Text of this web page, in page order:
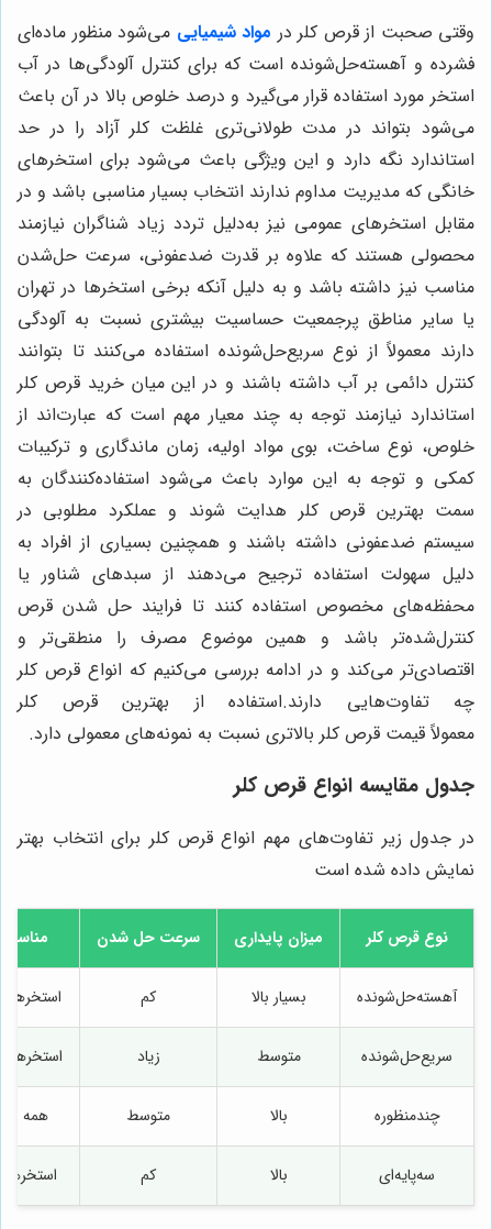
وقتی صحبت از قرص کلر در مواد شیمیایی می‌شود منظور ماده‌ای
فشرده و آهسته‌حل‌شونده است که برای کنترل آلودگی‌ها در آب
استخر مورد استفاده قرار می‌گیرد و درصد خلوص بالا در آن باعث
می‌شود بتواند در مدت طولانی‌تری غلظت کلر آزاد را در حد
استاندارد نگه دارد و این ویژگی باعث می‌شود برای استخرهای
خانگی که مدیریت مداوم ندارند انتخاب بسیار مناسبی باشد و در
مقابل استخرهای عمومی نیز به‌دلیل تردد زیاد شناگران نیازمند
محصولی هستند که علاوه بر قدرت ضدعفونی، سرعت حل‌شدن
مناسب نیز داشته باشد و به دلیل آنکه برخی استخرها در تهران
یا سایر مناطق پرجمعیت حساسیت بیشتری نسبت به آلودگی
دارند معمولاً از نوع سریع‌حل‌شونده استفاده می‌کنند تا بتوانند
کنترل دائمی بر آب داشته باشند و در این میان خرید قرص کلر
استاندارد نیازمند توجه به چند معیار مهم است که عبارت‌اند از
خلوص، نوع ساخت، بوی مواد اولیه، زمان ماندگاری و ترکیبات
کمکی و توجه به این موارد باعث می‌شود استفاده‌کنندگان به
سمت بهترین قرص کلر هدایت شوند و عملکرد مطلوبی در
سیستم ضدعفونی داشته باشند و همچنین بسیاری از افراد به
دلیل سهولت استفاده ترجیح می‌دهند از سبدهای شناور یا
محفظه‌های مخصوص استفاده کنند تا فرایند حل شدن قرص
کنترل‌شده‌تر باشد و همین موضوع مصرف را منطقی‌تر و
اقتصادی‌تر می‌کند و در ادامه بررسی می‌کنیم که انواع قرص کلر
چه تفاوت‌هایی دارند.استفاده از بهترین قرص کلر
معمولاً قیمت قرص کلر بالاتری نسبت به نمونه‌های معمولی دارد.
جدول مقایسه انواع قرص کلر
در جدول زیر تفاوت‌های مهم انواع قرص کلر برای انتخاب بهتر
نمایش داده شده است
نوع قرص کلر میزان پایداری سرعت حل شدن مناسب
آهسته‌حل‌شونده بسیار بالا کم
سریع‌حل‌شونده متوسط زیاد
چندمنظوره بالا متوسط همه
سه‌پایه‌ای بالا کم